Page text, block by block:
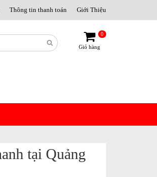
Thông tin thanh toán Giới Thiệu
Giỏ hàng
0
tại Quảng